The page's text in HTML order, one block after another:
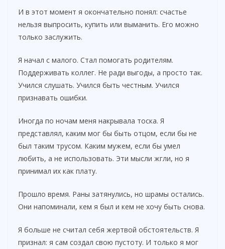
И в этот момент я окончательно понял: счастье
нельзя выпросить, купить или выманить. Его можно
только заслужить.
Я начал с малого. Стал помогать родителям.
Поддерживать коллег. Не ради выгоды, а просто так.
Учился слушать. Учился быть честным. Учился
признавать ошибки.
Иногда по ночам меня накрывала тоска. Я
представлял, каким мог бы быть отцом, если бы не
был таким трусом. Каким мужем, если бы умел
любить, а не использовать. Эти мысли жгли, но я
принимал их как плату.
Прошло время. Раны затянулись, но шрамы остались.
Они напоминали, кем я был и кем не хочу быть снова.
Я больше не считал себя жертвой обстоятельств. Я
признал: я сам создал свою пустоту. И только я мог